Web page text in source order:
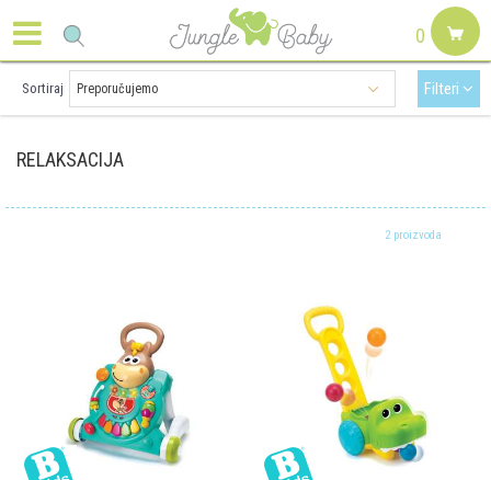
0
RELAKSACIJA
Sortiraj Filteri
2 proizvoda